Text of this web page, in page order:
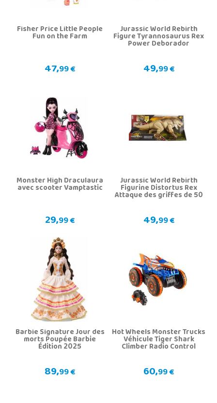
Fisher Price Little People
Fun on the Farm
47,99 €
Jurassic World Rebirth
Figure Tyrannosaurus Rex
Power Deborador
49,99 €
Monster High Draculaura
avec scooter Vamptastic
29,99 €
Jurassic World Rebirth
Figurine Distortus Rex
Attaque des griffes de 50
cm
49,99 €
Barbie Signature Jour des
morts Poupée Barbie
Édition 2025
89,99 €
Hot Wheels Monster Trucks
Véhicule Tiger Shark
Climber Radio Control
60,99 €